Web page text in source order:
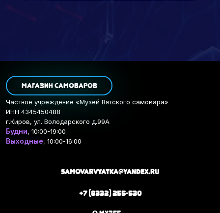
Магазин самоваров
Частное учреждение «Музей Вятского самовара»
ИНН 4345450488
г.Киров, ул. Володарского д.99А
Будни, 10:00-19:00
Выходные, 10:00-16:00
samovarvyatka@yandex.ru
+7 (8332) 255-530